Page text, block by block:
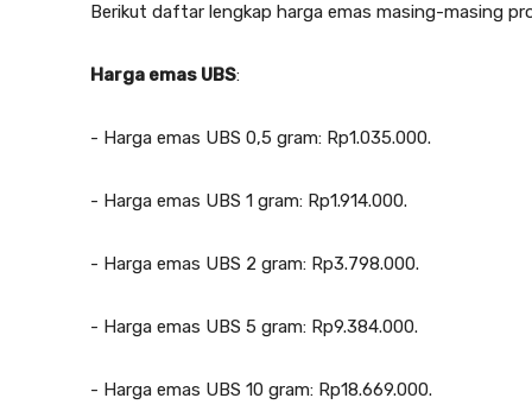
Berikut daftar lengkap harga emas masing-masing
‎Harga emas UBS:
‎- Harga emas UBS 0,5 gram: Rp1.035.000.
‎- Harga emas UBS 1 gram: Rp1.914.000.
‎- Harga emas UBS 2 gram: Rp3.798.000.
‎- Harga emas UBS 5 gram: Rp9.384.000.
‎- Harga emas UBS 10 gram: Rp18.669.000.